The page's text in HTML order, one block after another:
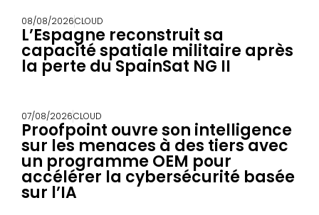
08/08/2026CLOUD
L’Espagne reconstruit sa
capacité spatiale militaire après
la perte du SpainSat NG II
07/08/2026CLOUD
Proofpoint ouvre son intelligence
sur les menaces à des tiers avec
un programme OEM pour
accélérer la cybersécurité basée
sur l’IA